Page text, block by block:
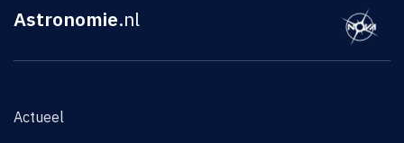
Astronomie.nl
Actueel